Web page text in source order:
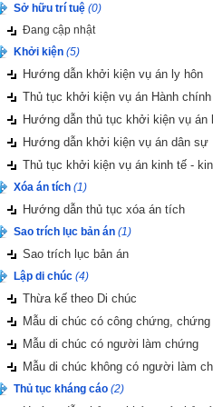
Đồng Tháp
Hà Tĩnh
Hưng Yên Khánh Hòa
Long An Nam Định
Ninh Thuận
Quảng Nam Quảng Ngãi
Sóc Trăng
Thanh Hóa
Tiên Quang
Sở hữu trí tuệ (0)
Đang cập nhật
Khởi kiện (5)
Hướng dẫn khởi kiện vụ án ly hôn
Thủ tục khởi kiện vụ án Hành chính
Hướng dẫn thủ tục khởi kiện vụ án
Hướng dẫn khởi kiện vụ án dân sự
Thủ tục khởi kiện vụ án kinh tế -
Xóa án tích (1)
Hướng dẫn thủ tục xóa án tích
Sao trích lục bản án (1)
Sao trích lục bản án
Lập di chúc (4)
Thừa kế theo Di chúc
Mẫu di chúc có công chứng,
Mẫu di chúc có người làm chứng
Mẫu di chúc không có người làm
Thủ tục kháng cáo (2)